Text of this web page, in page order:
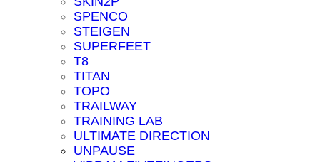
SPENCO
STEIGEN
SUPERFEET
T8
TITAN
TOPO
TRAILWAY
TRAINING LAB
ULTIMATE DIRECTION
UNPAUSE